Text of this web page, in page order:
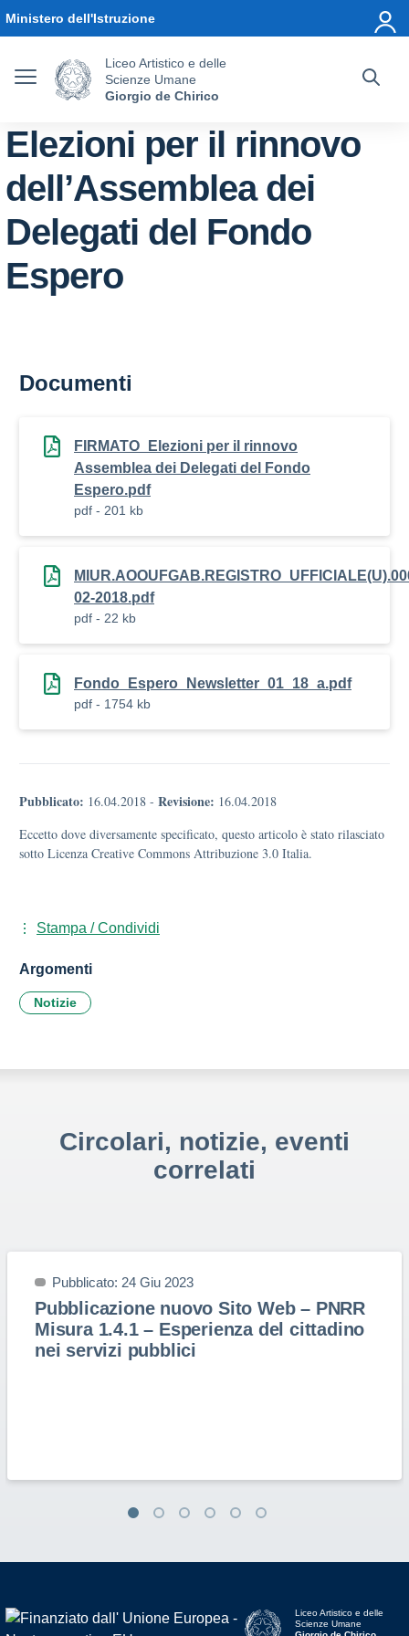
Ministero dell'Istruzione
Liceo Artistico e delle
Scienze Umane
Giorgio de Chirico
Elezioni per il rinnovo
dell’Assemblea dei
Delegati del Fondo
Espero
Documenti
FIRMATO_Elezioni per il rinnovo
Assemblea dei Delegati del Fondo
Espero.pdf
pdf - 201 kb
02-2018.pdf
pdf - 22 kb
Fondo_Espero_Newsletter_01_18_a.pdf
pdf - 1754 kb
Pubblicato: 16.04.2018 - Revisione: 16.04.2018
Eccetto dove diversamente specificato, questo articolo è stato rilasciato
sotto Licenza Creative Commons Attribuzione 3.0 Italia.
Stampa / Condividi
Argomenti
Notizie
Circolari, notizie, eventi
correlati
Pubblicato: 24 Giu 2023
Pubblicazione nuovo Sito Web – PNRR
Misura 1.4.1 – Esperienza del cittadino
nei servizi pubblici
Liceo Artistico e delle
Scienze Umane